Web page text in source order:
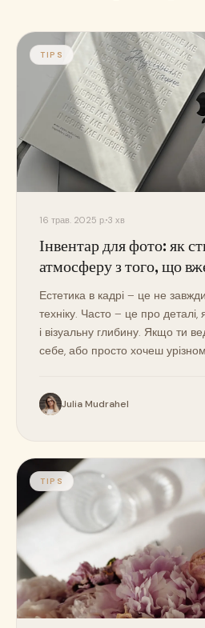
TIPS
16 трав. 2025 р. 3 хв
Інвентар для фото: як
атмосферу з того, що
Естетика в кадрі – це не
техніку. Часто – це про деталі,
і візуальну глибину. Якщо ти
себе, або просто хочеш
Julia Mudrahel
TIPS